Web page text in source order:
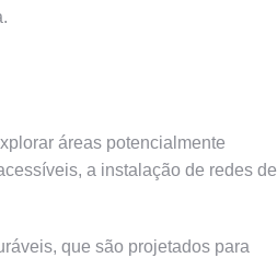
áreas potencialmente
a instalação de redes de
que são projetados para